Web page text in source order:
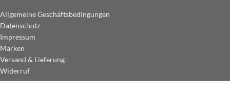
Allgemeine Geschäftsbedingungen
Datenschutz
Impressum
Marken
Versand & Lieferung
Widerruf